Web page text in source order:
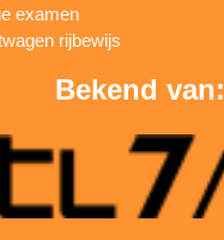
examen
rijbewijs
Bekend van: